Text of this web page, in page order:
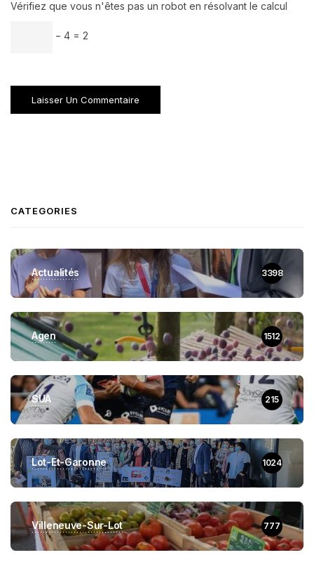
Vérifiez que vous n'êtes pas un robot en résolvant le calcul
− 4 = 2
CATEGORIES
Actualités 3398
Agen 1512
SUA 215
Lot-Et-Garonne 1024
Villeneuve-Sur-Lot 777